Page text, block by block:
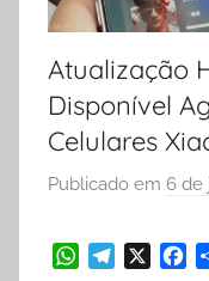
Atualização
Disponível
Celulares
Publicado em 6 de